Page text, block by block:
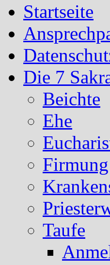
Startseite
Die 7
Beichte
Ehe
Firmung
Taufe